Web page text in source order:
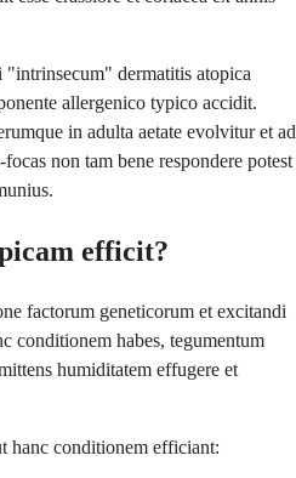
dermatitis atopica
allergenico typico accidit.
in adulta aetate evolvitur et ad
non tam bene respondere potest
efficit?
factorum geneticorum et excitandi
conditionem habes, tegumentum
humiditatem effugere et
hanc conditionem efficiant: